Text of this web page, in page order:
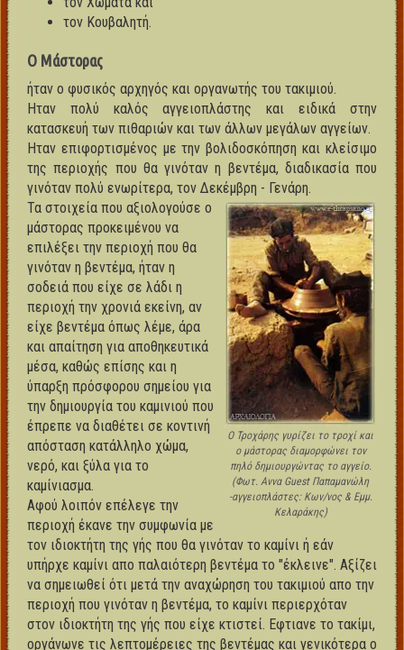
τον Κουβαλητή.
Ο Μάστορας
ήταν ο φυσικός αρχηγός και οργανωτής του τακιμιού.
Ηταν πολύ καλός αγγειοπλάστης και ειδικά στην
κατασκευή των πιθαριών και των άλλων μεγάλων αγγείων.
Ηταν επιφορτισμένος με την βολιδοσκόπηση και κλείσιμο
της περιοχής που θα γινόταν η βεντέμα, διαδικασία που
γινόταν πολύ ενωρίτερα, τον Δεκέμβρη - Γενάρη.
Ο Τροχάρης γυρίζει το τροχί και
ο μάστορας διαμορφώνει τον
πηλό δημιουργώντας το αγγείο.
(Φωτ. Αννα Guest Παπαμανώλη
-αγγειοπλάστες: Κων/νος & Εμμ.
Κελαράκης)
Τα στοιχεία που αξιολογούσε ο
μάστορας προκειμένου να
επιλέξει την περιοχή που θα
γινόταν η βεντέμα, ήταν η
σοδειά που είχε σε λάδι η
περιοχή την χρονιά εκείνη, αν
είχε βεντέμα όπως λέμε, άρα
και απαίτηση για αποθηκευτικά
μέσα, καθώς επίσης και η
ύπαρξη πρόσφορου σημείου για
την δημιουργία του καμινιού που
έπρεπε να διαθέτει σε κοντινή
απόσταση κατάλληλο χώμα,
νερό, και ξύλα για το
καμίνιασμα.
Αφού λοιπόν επέλεγε την
περιοχή έκανε την συμφωνία με
τον ιδιοκτήτη της γής που θα γινόταν το καμίνι ή εάν
υπήρχε καμίνι απο παλαιότερη βεντέμα το "έκλεινε". Αξίζει
να σημειωθεί ότι μετά την αναχώρηση του τακιμιού απο την
περιοχή που γινόταν η βεντέμα, το καμίνι περιερχόταν
στον ιδιοκτήτη της γής που είχε κτιστεί. Εφτιανε το τακίμι,
οργάνωνε τις λεπτομέρειες της βεντέμας και γενικότερα ο